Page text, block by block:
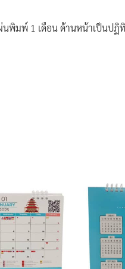
พิมพ์ 1 เดือน ด้านหน้าเป็นปฏิ